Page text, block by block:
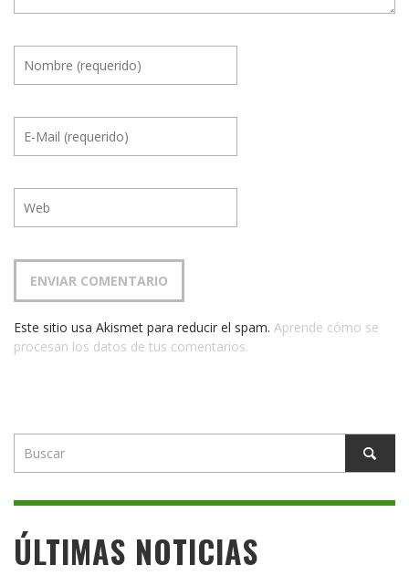
Este sitio usa Akismet para reducir el spam. Aprende cómo se
procesan los datos de tus comentarios.
ÚLTIMAS NOTICIAS